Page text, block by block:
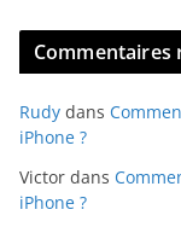
Commentaires
Rudy dans
iPhone ?
Victor dans
iPhone ?